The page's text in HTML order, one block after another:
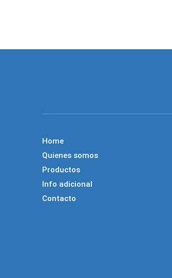
Home
Quienes somos
Productos
Info adicional
Contacto